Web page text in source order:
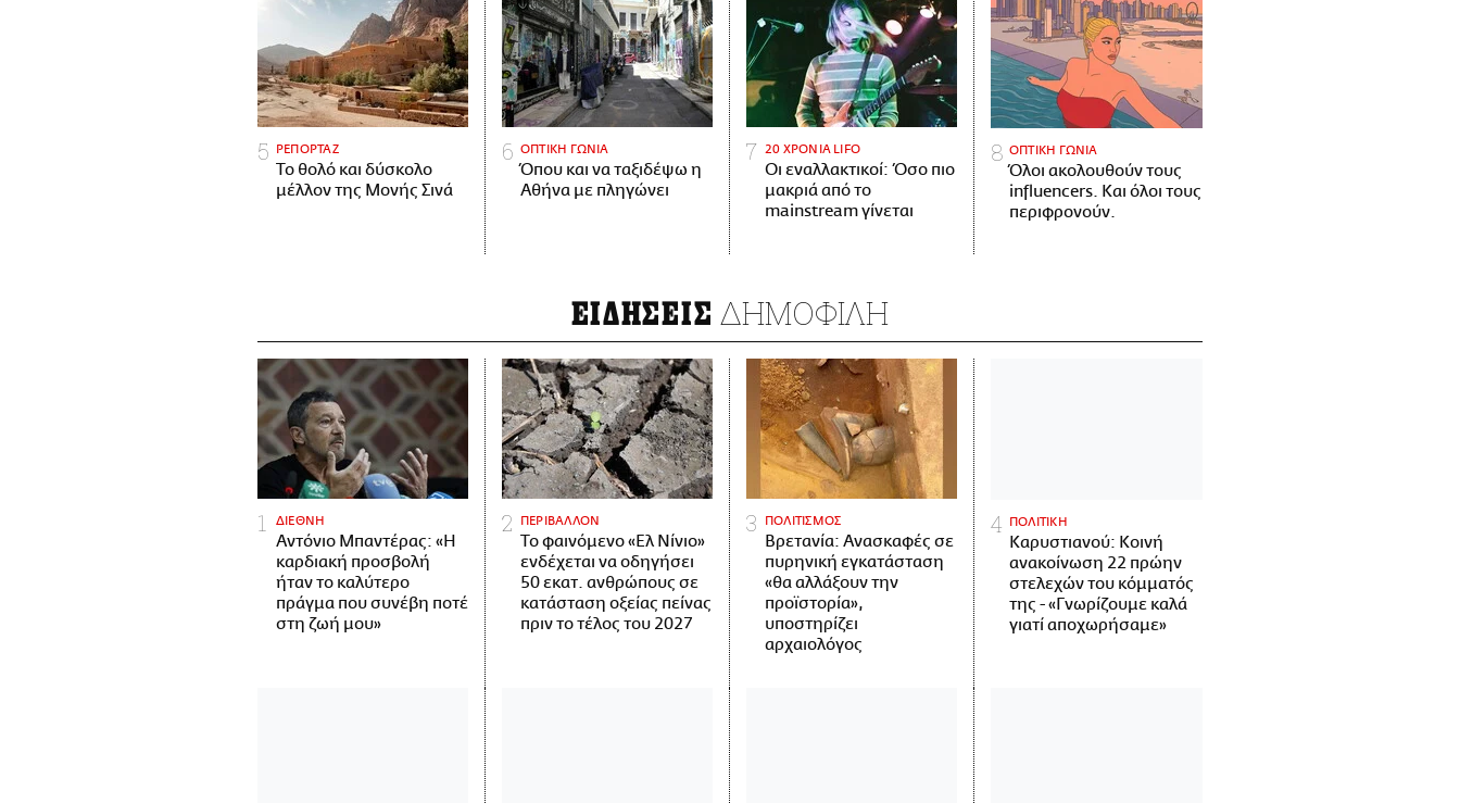
ΡΕΠΟΡΤΑΖ
Το θολό και δύσκολο
μέλλον της Μονής Σινά
ΟΠΤΙΚΗ ΓΩΝΙΑ
Όπου και να ταξιδέψω η
Αθήνα με πληγώνει
20 ΧΡΟΝΙΑ LIFO
Οι εναλλακτικοί: Όσο πιο
μακριά από το
mainstream γίνεται
ΟΠΤΙΚΗ ΓΩΝΙΑ
Όλοι ακολουθούν τους
influencers. Και όλοι τους
περιφρονούν.
ΕΙΔΗΣΕΙΣ ΔΗΜΟΦΙΛΗ
ΔΙΕΘΝΗ
Αντόνιο Μπαντέρας: «Η
καρδιακή προσβολή
ήταν το καλύτερο
πράγμα που συνέβη ποτέ
στη ζωή μου»
ΠΕΡΙΒΑΛΛΟΝ
Το φαινόμενο «Ελ Νίνιο»
ενδέχεται να οδηγήσει
50 εκατ. ανθρώπους σε
κατάσταση οξείας πείνας
πριν το τέλος του 2027
ΠΟΛΙΤΙΣΜΟΣ
Βρετανία: Ανασκαφές σε
πυρηνική εγκατάσταση
«θα αλλάξουν την
προϊστορία»,
υποστηρίζει
αρχαιολόγος
ΠΟΛΙΤΙΚΗ
Καρυστιανού: Κοινή
ανακοίνωση 22 πρώην
στελεχών του κόμματός
της - «Γνωρίζουμε καλά
γιατί αποχωρήσαμε»